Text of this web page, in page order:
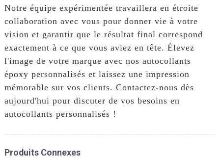
Notre équipe expérimentée travaillera en étroite
collaboration avec vous pour donner vie à votre
vision et garantir que le résultat final correspond
exactement à ce que vous aviez en tête. Élevez
l'image de votre marque avec nos autocollants
époxy personnalisés et laissez une impression
mémorable sur vos clients. Contactez-nous dès
aujourd'hui pour discuter de vos besoins en
autocollants personnalisés !
Produits Connexes